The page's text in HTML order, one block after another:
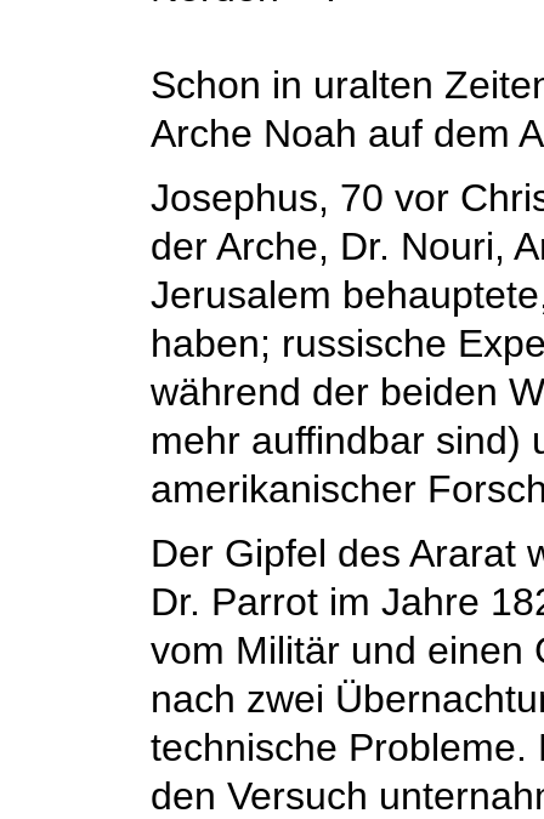
Schon in uralten
Arche Noah auf dem
Josephus, 70 vor
der Arche, Dr. Nouri,
Jerusalem
haben; russische
während der beiden
mehr auffindbar sind)
amerikanischer
Der Gipfel des Ararat
Dr. Parrot im Jahre
vom Militär und einen
nach zwei
technische Probleme.
den Versuch